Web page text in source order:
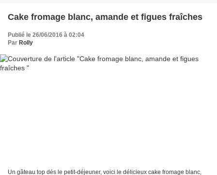
Cake fromage blanc, amande et figues fraîches
Publié le 26/06/2016 à 02:04
Par Rolly
Un gâteau top dés le petit-déjeuner, voici le délicieux cake fromage blanc,